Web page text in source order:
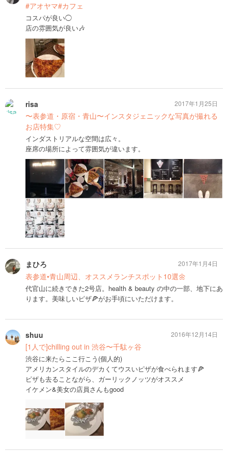
#アオヤマ#カフェ
コスパが良い◯
店の雰囲気が良い🎶
risa
〜表参道・原宿・青山〜インスタジェニックな写真が撮れる
お店特集♡
インダストリアルな空間は広々。
座席の場所によって雰囲気が違います。
2017年1月25日
まひろ
表参道•青山周辺、オススメランチスポット10選🌼
代官山に続きできた2号店。health & beauty の中の一部、地下にあ
ります。美味しいピザ🍕がお手頃にいただけます。
2017年1月4日
shuu
[1人で]chilling out in 渋谷〜千駄ヶ谷
渋谷に来たらここ行こう(個人的)
アメリカンスタイルのデカくてウスいピザが食べられます🍕
ピザも去ることながら、ガーリックノッツがオススメ
イケメン&美女の店員さんもgood
2016年12月14日